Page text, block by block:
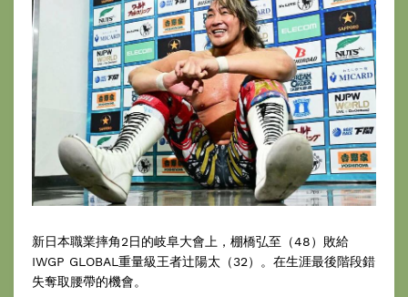
新日本職業摔角2日的岐阜大會上，棚橋弘至（48）敗給
IWGP GLOBAL重量級王者辻陽太（32）。在生涯最後階段錯
失奪取腰帶的機會。